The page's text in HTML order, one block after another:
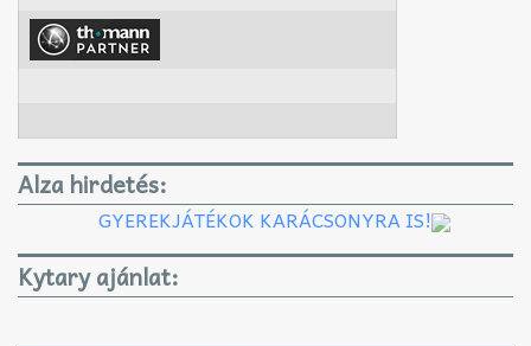
Alza hirdetés:
GYEREKJÁTÉKOK KARÁCSONYRA IS!
Kytary ajánlat: